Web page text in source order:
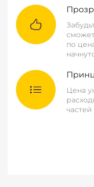
по
Цена
частей